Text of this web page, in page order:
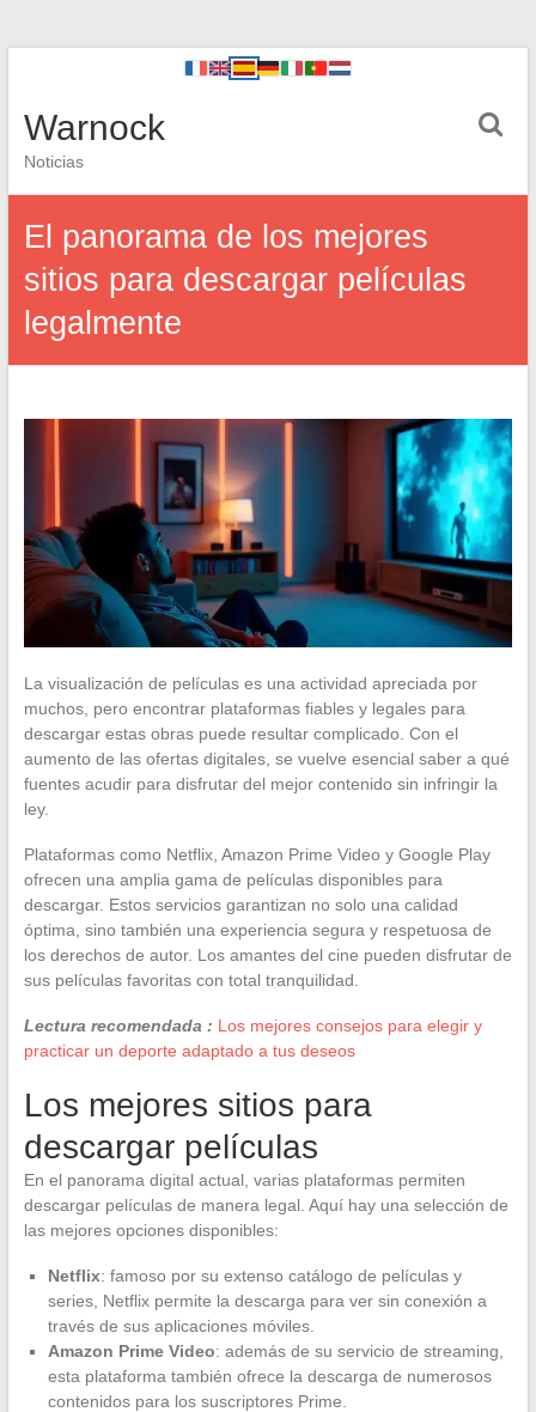
Warnock
Noticias
El panorama de los mejores
sitios para descargar películas
legalmente
La visualización de películas es una actividad apreciada por
muchos, pero encontrar plataformas fiables y legales para
descargar estas obras puede resultar complicado. Con el
aumento de las ofertas digitales, se vuelve esencial saber a qué
fuentes acudir para disfrutar del mejor contenido sin infringir la
ley.
Plataformas como Netflix, Amazon Prime Video y Google Play
ofrecen una amplia gama de películas disponibles para
descargar. Estos servicios garantizan no solo una calidad
óptima, sino también una experiencia segura y respetuosa de
los derechos de autor. Los amantes del cine pueden disfrutar de
sus películas favoritas con total tranquilidad.
Lectura recomendada : Los mejores consejos para elegir y
practicar un deporte adaptado a tus deseos
Los mejores sitios para
descargar películas
En el panorama digital actual, varias plataformas permiten
descargar películas de manera legal. Aquí hay una selección de
las mejores opciones disponibles:
Netflix: famoso por su extenso catálogo de películas y
series, Netflix permite la descarga para ver sin conexión a
través de sus aplicaciones móviles.
Amazon Prime Video: además de su servicio de streaming,
esta plataforma también ofrece la descarga de numerosos
contenidos para los suscriptores Prime.